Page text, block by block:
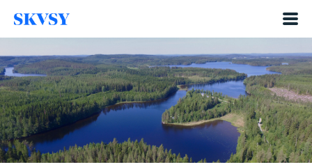
sisältöön